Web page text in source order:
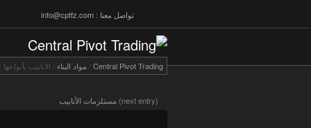
تواصل معنا : info@cptfz.com
Central Pivot Trading
/ مواد البناء / الأنابيب بأنواعها
(next entry) مستلزمات الأنابيب